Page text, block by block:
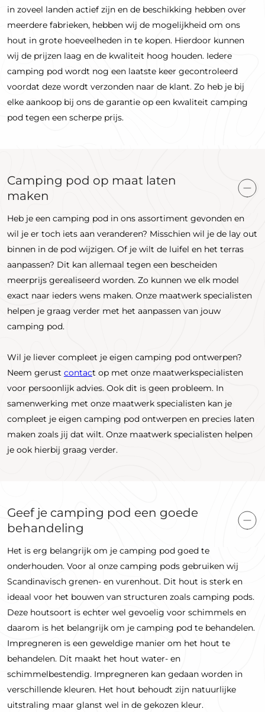
in zoveel landen actief zijn en de beschikking hebben over
meerdere fabrieken, hebben wij de mogelijkheid om ons
hout in grote hoeveelheden in te kopen. Hierdoor kunnen
wij de prijzen laag en de kwaliteit hoog houden. Iedere
camping pod wordt nog een laatste keer gecontroleerd
voordat deze wordt verzonden naar de klant. Zo heb je bij
elke aankoop bij ons de garantie op een kwaliteit camping
pod tegen een scherpe prijs.
Camping pod op maat laten
maken
Heb je een camping pod in ons assortiment gevonden en
wil je er toch iets aan veranderen? Misschien wil je de lay out
binnen in de pod wijzigen. Of je wilt de luifel en het terras
aanpassen? Dit kan allemaal tegen een bescheiden
meerprijs gerealiseerd worden. Zo kunnen we elk model
exact naar ieders wens maken. Onze maatwerk specialisten
helpen je graag verder met het aanpassen van jouw
camping pod.
Wil je liever compleet je eigen camping pod ontwerpen?
Neem gerust contact op met onze maatwerkspecialisten
voor persoonlijk advies. Ook dit is geen probleem. In
samenwerking met onze maatwerk specialisten kan je
compleet je eigen camping pod ontwerpen en precies laten
maken zoals jij dat wilt. Onze maatwerk specialisten helpen
je ook hierbij graag verder.
Geef je camping pod een goede
behandeling
Het is erg belangrijk om je camping pod goed te
onderhouden. Voor al onze camping pods gebruiken wij
Scandinavisch grenen- en vurenhout. Dit hout is sterk en
ideaal voor het bouwen van structuren zoals camping pods.
Deze houtsoort is echter wel gevoelig voor schimmels en
daarom is het belangrijk om je camping pod te behandelen.
Impregneren is een geweldige manier om het hout te
behandelen. Dit maakt het hout water- en
schimmelbestendig. Impregneren kan gedaan worden in
verschillende kleuren. Het hout behoudt zijn natuurlijke
uitstraling maar glanst wel in de gekozen kleur.